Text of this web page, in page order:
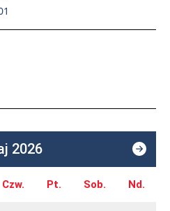
2026
Czw. Pt. Sob. Nd.